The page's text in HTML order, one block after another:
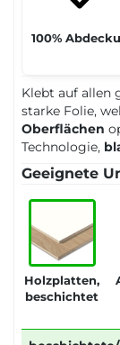
100%
Klebt auf allen
starke Folie,
Oberflächen
Technologie,
Geeignete
Holzplatten,
beschichtet